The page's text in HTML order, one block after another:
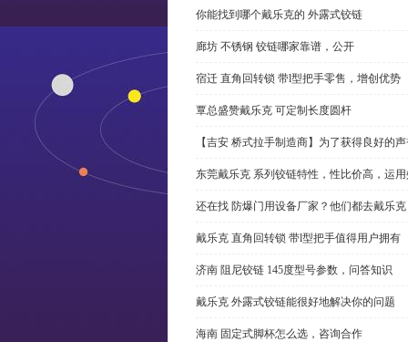
你能找到哪个戴乐克的 外露式铰链
廊坊 不锈钢 铰链哪家靠谱，公开
宿迁 直角回转锁 带l型把手零售，增创优势
覃总盛赞戴乐克 可定制长度圆杆
【吉安 桥式拉手制造商】为了获得良好的
东莞戴乐克 系列铰链特性，性比价高，运
还在找 防爆门用设备厂家？他们都去戴乐克
戴乐克 直角回转锁 带l型把手值得用户拥有
济南 阻尼铰链 145度型号参数，问答知识
戴乐克 外露式铰链能很好地解决你的问题
海南 固定式脚杯怎么选，咨询合作